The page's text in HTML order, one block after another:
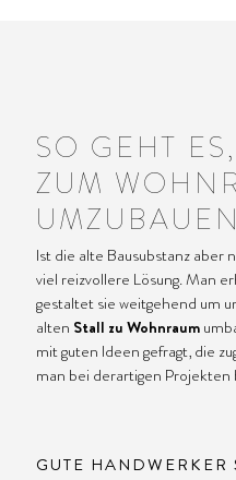
SO GEHT
ZUM
Ist die alte Bausubstanz aber
viel reizvollere Lösung. Man
gestaltet sie weitgehend um
alten Stall zu Wohnraum
mit guten Ideen gefragt, die
man bei derartigen Projekten
GUTE